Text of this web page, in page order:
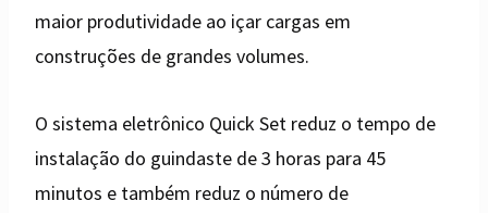
maior produtividade ao içar cargas em
construções de grandes volumes.
O sistema eletrônico Quick Set reduz o tempo de
instalação do guindaste de 3 horas para 45
minutos e também reduz o número de